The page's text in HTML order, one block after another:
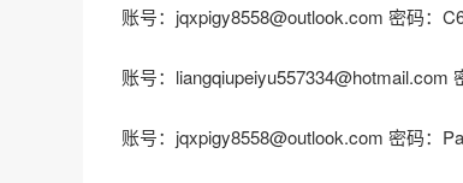
账号：jqxpigy8558@outlook.com 密码：
账号：liangqiupeiyu557334@hotmail.com
账号：jqxpigy8558@outlook.com 密码：